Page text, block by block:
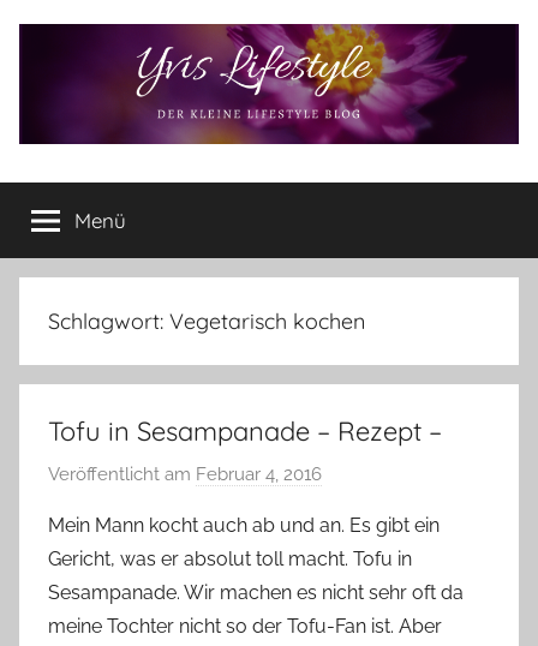
Yvis
Lifestyle
Lifestyle
Blog
–
Lifestyle,
Produkttests
vieles
Menü
Schlagwort: Vegetarisch kochen
Tofu in Sesampanade – Rezept –
Veröffentlicht am Februar 4, 2016
n
Y
v
o
Mein Mann kocht auch ab und an. Es gibt ein
Gericht, was er absolut toll macht. Tofu in
Sesampanade. Wir machen es nicht sehr oft da
meine Tochter nicht so der Tofu-Fan ist. Aber